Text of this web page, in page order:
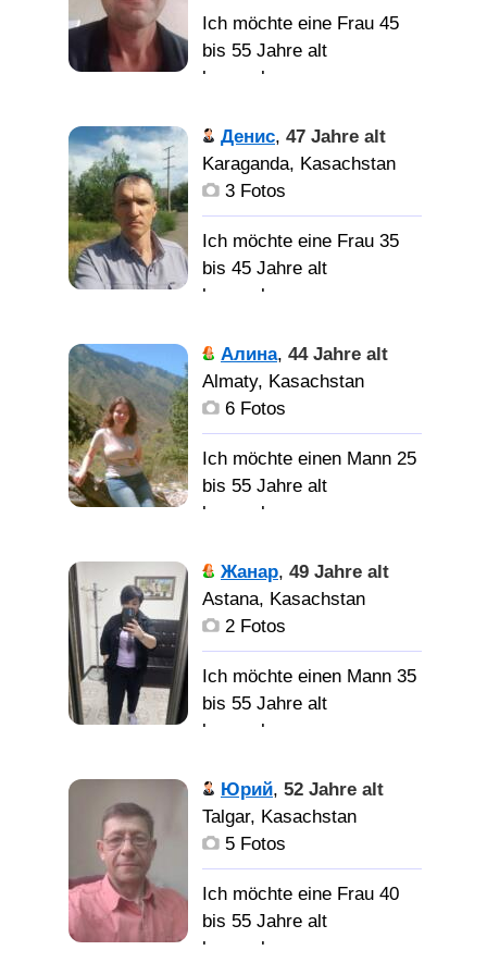
встретить хорошую
женщину для создания
семьи. Хочу иметь
Хочу
найти спутницу жизни на
всю жизнь
Ich möchte eine Frau 45
bis 55 Jahre alt
kennenlernen
Честен,
добродушный,
спроведлив, люблю
Добрую, нежную,
Денис, 47 Jahre alt
Karaganda, Kasachstan
3 Fotos
Ich möchte eine Frau 35
bis 45 Jahre alt
kennenlernen
НИКОГДА НЕ
ПРЕДАМ, ЛЮБЛЮ
ЮМОР. НРАВИТЬСЯ
НЕБА😉
ЖЕНЩИНУ. С ЧУСТВОМ
ЮМОРА.
Алина, 44 Jahre alt
Almaty, Kasachstan
6 Fotos
Ich möchte einen Mann 25
bis 55 Jahre alt
kennenlernen
Красивая,
умная, с чувством
юмора. Все при общении
Умного, порядочного,
симпатичного парня, с
финансово устойчивого
для серьезных
отношений. А также
общения
Жанар, 49 Jahre alt
Astana, Kasachstan
2 Fotos
Ich möchte einen Mann 35
bis 55 Jahre alt
kennenlernen
Сильная,
целеустремлённая
женщина, хочет стать
нужен надёжный друг,
товарищ и Мужчина!
Юрий, 52 Jahre alt
Talgar, Kasachstan
5 Fotos
Ich möchte eine Frau 40
bis 55 Jahre alt
kennenlernen